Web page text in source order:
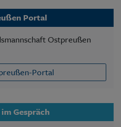
Portal
Ostpreußen
Portal
Gespräch